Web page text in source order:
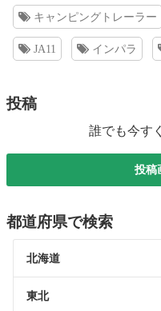
キャンピングトレーラー
JA11 インパラ
投稿
誰でも今す
投稿
都道府県で検索
北海道
東北